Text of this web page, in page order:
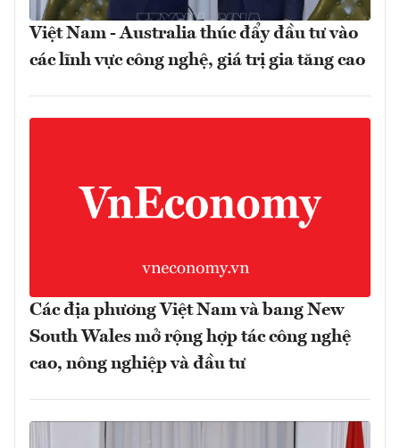
Việt Nam - Australia thúc đẩy đầu tư vào
các lĩnh vực công nghệ, giá trị gia tăng cao
Các địa phương Việt Nam và bang New
South Wales mở rộng hợp tác công nghệ
cao, nông nghiệp và đầu tư